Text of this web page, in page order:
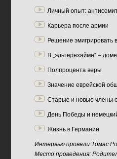
Личный опыт:
Карьера после армии
Решение эмигрировать
В „эльтернхайме“ –
Полпроцента веры
Значение еврейской
Старые и новые члены
День Победы и
Жизнь в Германии
Интервью провели Томас
Место проведения: